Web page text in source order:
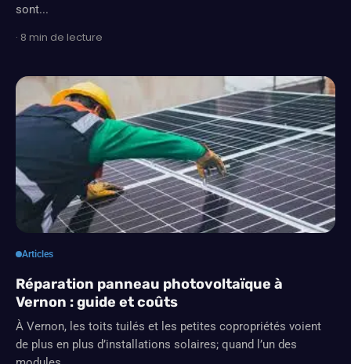
sont...
· 8 min de lecture
Articles
Réparation panneau photovoltaïque à
Vernon : guide et coûts
À Vernon, les toits tuilés et les petites copropriétés voient
de plus en plus d’installations solaires; quand l’un des